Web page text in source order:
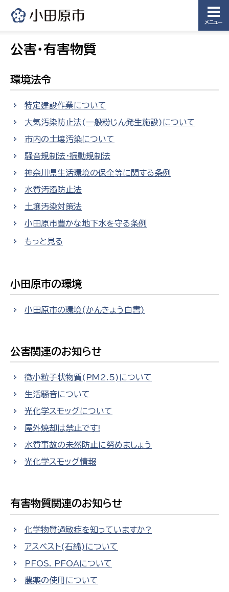
メニュー
公害・有害物質
環境法令
特定建設作業について
大気汚染防止法(一般粉じん発生施設)について
市内の土壌汚染について
騒音規制法・振動規制法
神奈川県生活環境の保全等に関する条例
水質汚濁防止法
土壌汚染対策法
小田原市豊かな地下水を守る条例
もっと見る
小田原市の環境
小田原市の環境(かんきょう白書)
公害関連のお知らせ
微小粒子状物質(PM2.5)について
生活騒音について
光化学スモッグについて
屋外焼却は禁止です!
水質事故の未然防止に努めましょう
光化学スモッグ情報
有害物質関連のお知らせ
化学物質過敏症を知っていますか?
アスベスト(石綿)について
PFOS. PFOAについて
農薬の使用について